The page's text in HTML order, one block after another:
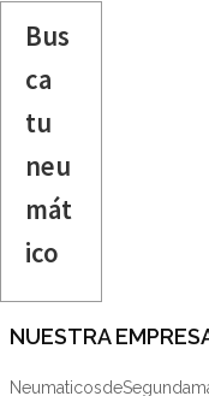
Bus
ca
tu
neu
mát
ico
NUESTRA